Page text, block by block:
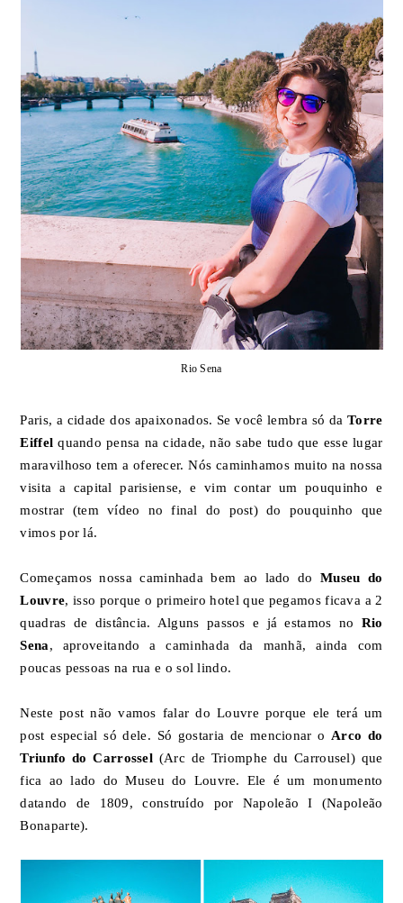
Rio Sena
Paris, a cidade dos apaixonados. Se você lembra só daTorre
Eiffel quando pensa na cidade, não sabe tudo que esse lugar
maravilhoso tem a oferecer. Nós caminhamos muito na nossa
visita a capital parisiense, e vim contar um pouquinho e
mostrar (tem vídeo no final do post) do pouquinho que
vimos por lá.
Começamos nossa caminhada bem ao lado doMuseu do
Louvre, isso porque o primeiro hotel que pegamos ficava a 2
quadras de distância. Alguns passos e já estamos no Rio
Sena, aproveitando a caminhada da manhã, ainda com
poucas pessoas na rua e o sol lindo.
Neste post não vamos falar do Louvre porque ele terá um
post especial só dele. Só gostaria de mencionar o Arco do
Triunfo do Carrossel (Arc de Triomphe du Carrousel) que
fica ao lado do Museu do Louvre. Ele é um monumento
datando de 1809, construído por Napoleão I (Napoleão
Bonaparte).